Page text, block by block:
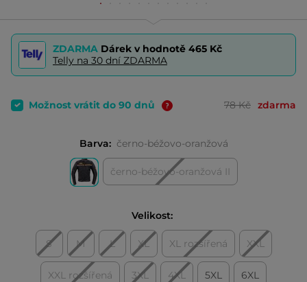
ZDARMA Dárek v hodnotě 465 Kč
Telly na 30 dní ZDARMA
Možnost vrátit do 90 dnů 78 Kč zdarma
Barva: černo-béžovo-oranžová
černo-béžovo-oranžová II
Velikost:
S M L XL XL rozšířená XXL
XXL rozšířená 3XL 4XL 5XL 6XL